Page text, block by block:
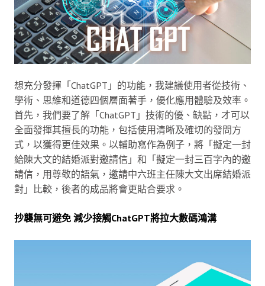
想充分發揮「ChatGPT」的功能，我建議使用者從技術、
學術、思維和道德四個層面著手，優化應用體驗及效率。
首先，我們要了解「ChatGPT」技術的優、缺點，才可以
全面發揮其擅長的功能，包括使用清晰及確切的發問方
式，以獲得更佳效果。以輔助寫作為例子，將「擬定一封
給陳大文的結婚派對邀請信」和「擬定一封三百字內的邀
請信，用尊敬的語氣，邀請中六班主任陳大文出席結婚派
對」比較，後者的成品將會更貼合要求。
抄襲無可避免 減少接觸ChatGPT將拉大數碼鴻溝